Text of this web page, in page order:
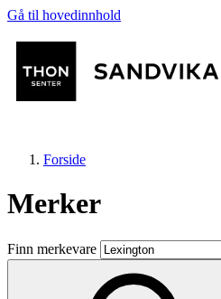
Gå til hovedinnhold
Butikker
Mat og drikke
Forside
Merker
Finn merkevare